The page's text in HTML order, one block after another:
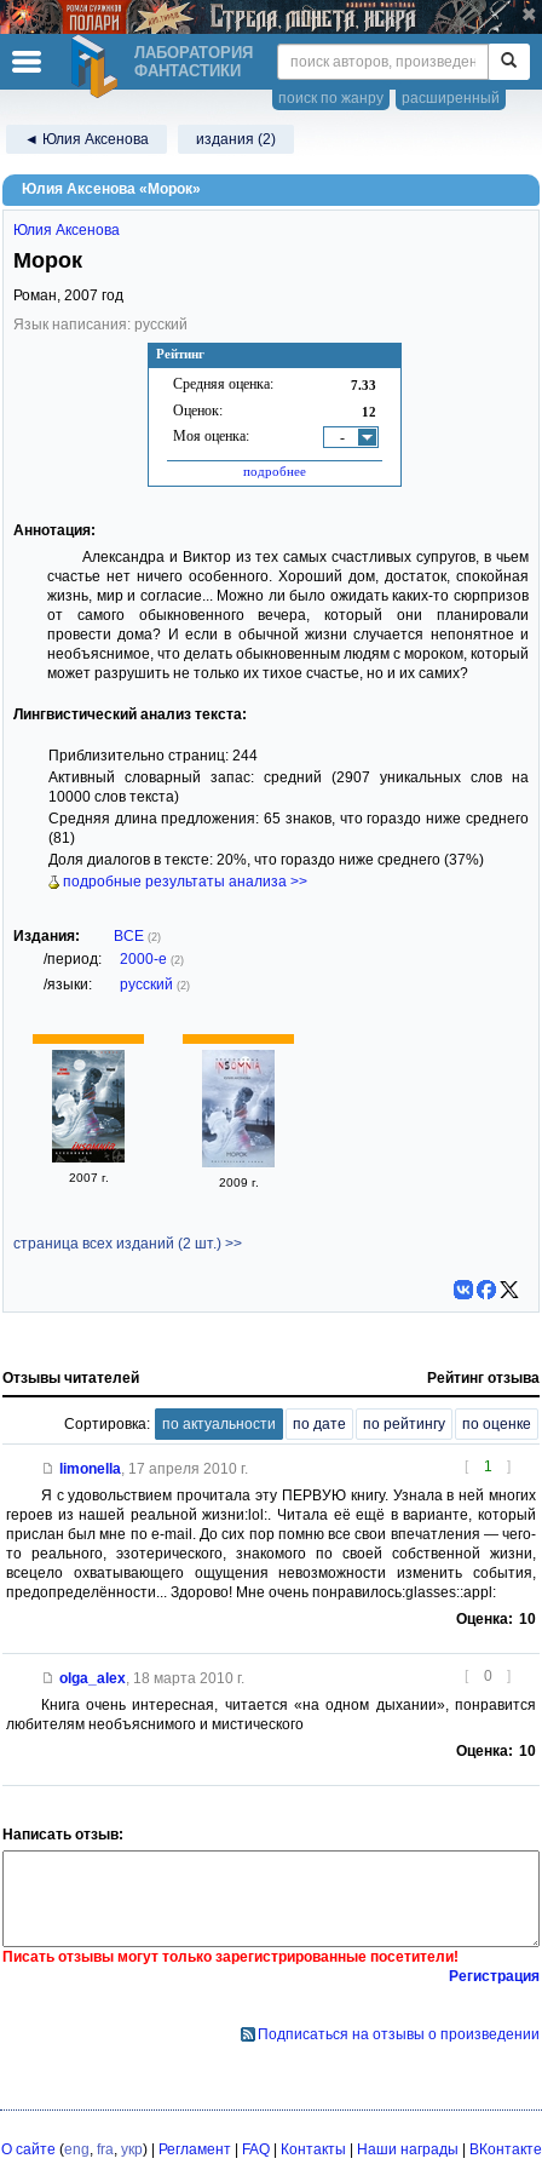
ЛАБОРАТОРИЯ
ФАНТАСТИКИ
расширенный
поиск по жанру
◄ Юлия Аксенова издания (2)
Юлия Аксенова «Морок»
Рейтинг
Средняя оценка: 7.33
Оценок: 12
Моя оценка: -
подробнее
Юлия Аксенова
Морок
Роман, 2007 год
Язык написания: русский
Аннотация:
Александра и Виктор из тех самых счастливых супругов, в чьем
счастье нет ничего особенного. Хороший дом, достаток, спокойная
жизнь, мир и согласие... Можно ли было ожидать каких-то сюрпризов
от самого обыкновенного вечера, который они планировали
провести дома? И если в обычной жизни случается непонятное и
необъяснимое, что делать обыкновенным людям с мороком, который
может разрушить не только их тихое счастье, но и их самих?
Лингвистический анализ текста:
Приблизительно страниц: 244
Активный словарный запас: средний (2907 уникальных слов на
10000 слов текста)
Средняя длина предложения: 65 знаков, что гораздо ниже среднего
(81)
Доля диалогов в тексте: 20%, что гораздо ниже среднего (37%)
подробные результаты анализа >>
Издания: ВСЕ (2)
/период: 2000-е (2)
/языки: русский (2)
2007 г. 2009 г.
страница всех изданий (2 шт.) >>
Отзывы читателей Рейтинг отзыва
Сортировка: по актуальности по дате по рейтингу по оценке
[ 1 ]
limonella 17 апреля 2010 г.
Я с удовольствием прочитала эту ПЕРВУЮ книгу. Узнала в ней многих
героев из нашей реальной жизни:lol:. Читала её ещё в варианте, который
прислан был мне по e-mail. До сих пор помню все свои впечатления — чего-
то реального, эзотерического, знакомого по своей собственной жизни,
всецело охватывающего ощущения невозможности изменить события,
предопределённости... Здорово! Мне очень понравилось:glasses::appl:
Оценка: 10
[ 0 ]
olga_alex, 18 марта 2010 г.
Книга очень интересная, читается «на одном дыхании», понравится
любителям необъяснимого и мистического
Оценка: 10
Написать отзыв:
Писать отзывы могут только зарегистрированные посетители!
Регистрация
Подписаться на отзывы о произведении
О сайте (eng fra укр) | Регламент| FAQ| Контакты | Наши награды | ВКонтакте